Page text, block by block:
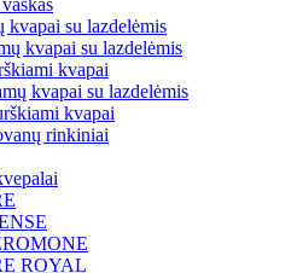
kvapai su lazdelėmis
kvapai su lazdelėmis
kvapai
kvapai su lazdelėmis
kvapai
rinkiniai
ROYAL